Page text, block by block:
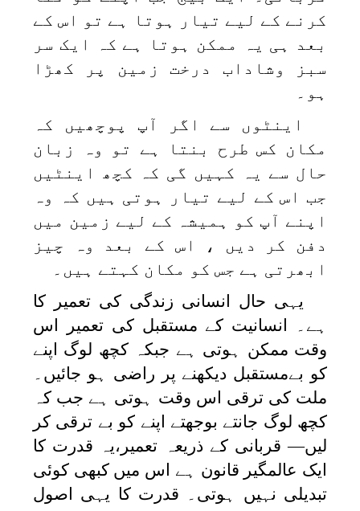
کرنے کے لیے تیار ہوتا ہے تو اس کے
بعد ہی یہ ممکن ہوتا ہے کہ ایک سر
سبز وشاداب درخت زمین پر کھڑا
ہو۔
اینٹوں سے اگر آپ پوچھیں کہ
مکان کس طرح بنتا ہے تو وہ زبان
حال سے یہ کہیں گی کہ کچھ اینٹیں
جب اس کے لیے تیار ہوتی ہیں کہ وہ
اپنے آپ کو ہمیشہ کے لیے زمین میں
دفن کر دیں ، اس کے بعد وہ چیز
ابھرتی ہے جس کو مکان کہتے ہیں۔
یہی حال انسانی زندگی کی تعمیر کا
ہے۔ انسانیت کے مستقبل کی تعمیر اس
وقت ممکن ہوتی ہے جبکہ کچھ لوگ اپنے
کو بےمستقبل دیکھنے پر راضی ہو جائیں۔
ملت کی ترقی اس وقت ہوتی ہے جب کہ
کچھ لوگ جانتے بوجھتے اپنے کو بے ترقی کر
لیں— قربانی کے ذریعہ تعمیر،یہ قدرت کا
ایک عالمگیر قانون ہے اس میں کبھی کوئی
تبدیلی نہیں ہوتی۔ قدرت کا یہی اصول